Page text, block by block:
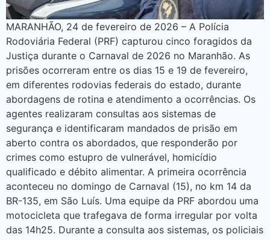
MARANHÃO, 24 de fevereiro de 2026 – A Polícia
Rodoviária Federal (PRF) capturou cinco foragidos da
Justiça durante o Carnaval de 2026 no Maranhão. As
prisões ocorreram entre os dias 15 e 19 de fevereiro,
em diferentes rodovias federais do estado, durante
abordagens de rotina e atendimento a ocorrências. Os
agentes realizaram consultas aos sistemas de
segurança e identificaram mandados de prisão em
aberto contra os abordados, que responderão por
crimes como estupro de vulnerável, homicídio
qualificado e débito alimentar. A primeira ocorrência
aconteceu no domingo de Carnaval (15), no km 14 da
BR-135, em São Luís. Uma equipe da PRF abordou uma
motocicleta que trafegava de forma irregular por volta
das 14h25. Durante a consulta aos sistemas, os policiais